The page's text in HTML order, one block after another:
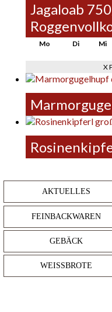
Jagaloab
Mo Di Mi
X
AKTUELLES
FEINBACKWAREN
GEBÄCK
WEISSBROTE